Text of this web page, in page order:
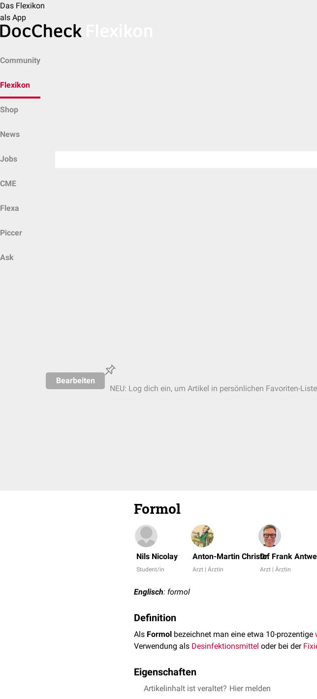
Das Flexikon
als App
Community
Flexikon
Shop
News
Jobs
CME
Flexa
Piccer
Ask
Bearbeiten
NEU: Log dich ein, um Artikel in persönlichen Favoriten-
Formol
Nils Nicolay
Student/in
Anton-Martin Christof
Arzt | Ärztin
Dr. Frank
Arzt | Ärztin
Englisch: formol
Definition
Als Formol bezeichnet man eine etwa 10-prozentige
Verwendung als Desinfektionsmittel oder bei der
Eigenschaften
Formol isttoxisch . Man sollte es keinesfalls einatmen.
Artikelinhalt ist veraltet? Hier melden